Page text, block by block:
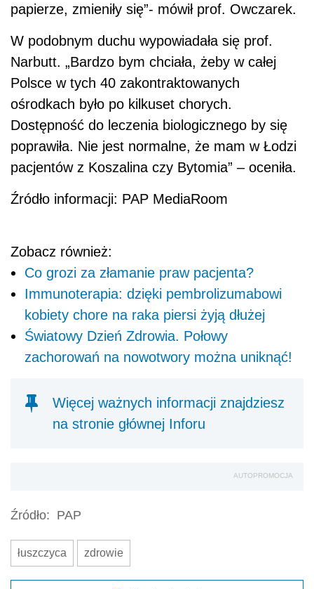
papierze, zmieniły się”- mówił prof. Owczarek.
W podobnym duchu wypowiadała się prof.
Narbutt. „Bardzo bym chciała, żeby w całej
Polsce w tych 40 zakontraktowanych
ośrodkach było po kilkuset chorych.
Dostępność do leczenia biologicznego by się
poprawiła. Nie jest normalne, że mam w Łodzi
pacjentów z Koszalina czy Bytomia” – oceniła.
Źródło informacji: PAP MediaRoom
Zobacz również:
Co grozi za złamanie praw pacjenta?
Immunoterapia: dzięki pembrolizumabowi
kobiety chore na raka piersi żyją dłużej
Światowy Dzień Zdrowia. Połowy
zachorowań na nowotwory można uniknąć!
Więcej ważnych informacji znajdziesz
na stronie głównej Inforu
AUTOPROMOCJA
Źródło: PAP
łuszczyca zdrowie